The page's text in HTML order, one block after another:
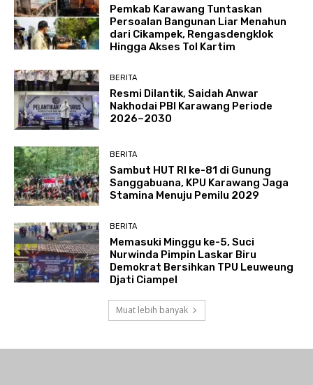
Pemkab Karawang Tuntaskan
Persoalan Bangunan Liar Menahun
dari Cikampek, Rengasdengklok
Hingga Akses Tol Kartim
BERITA
Resmi Dilantik, Saidah Anwar
Nakhodai PBI Karawang Periode
2026–2030
BERITA
Sambut HUT RI ke-81 di Gunung
Sanggabuana, KPU Karawang Jaga
Stamina Menuju Pemilu 2029
BERITA
Memasuki Minggu ke-5, Suci
Nurwinda Pimpin Laskar Biru
Demokrat Bersihkan TPU Leuweung
Djati Ciampel
Muat lebih banyak